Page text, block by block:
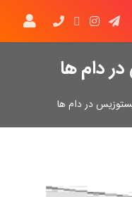
دام ها
در دام ها